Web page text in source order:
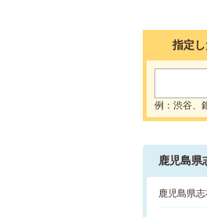
指定
例：渋谷、
鹿児島県
鹿児島県